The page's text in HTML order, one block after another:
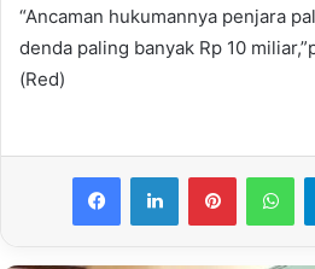
“Ancaman hukumannya penjara
denda paling banyak Rp 10
(Red)